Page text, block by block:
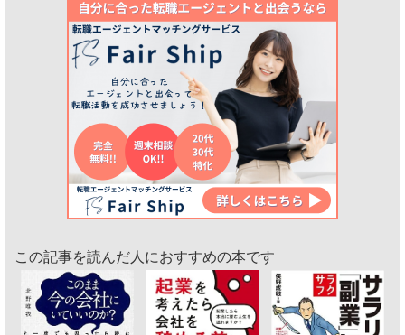
この記事を読んだ人におすすめの本です